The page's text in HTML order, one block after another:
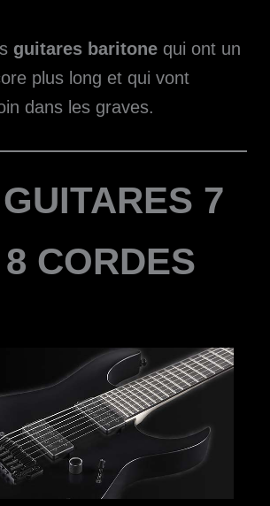
guitares baritone qui ont un
plus long et qui vont
dans les graves.
7
CORDES